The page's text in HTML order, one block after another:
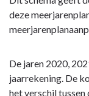
naar
navigatie
M2
schema
wijzigingen
deze
De jaren 2020,
jaarrekening. De
het verschil tussen